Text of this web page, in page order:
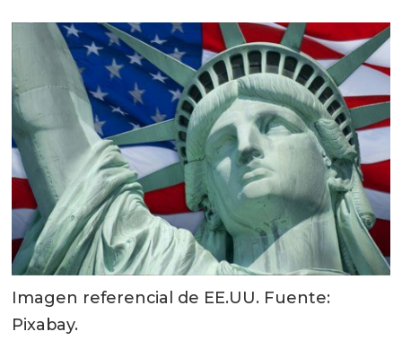
Imagen referencial de EE.UU. Fuente:
Pixabay.